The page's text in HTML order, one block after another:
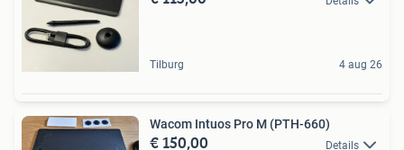
Tilburg 4 aug 26
Wacom Intuos Pro M (PTH-660)
€ 150,00 Details